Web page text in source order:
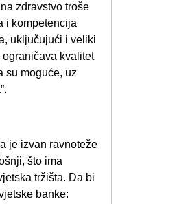
zdravstvo troše
i kompetencija
uključujući i veliki
kvalitet
su moguće, uz
je izvan ravnoteže
što ima
tržišta. Da bi
banke: